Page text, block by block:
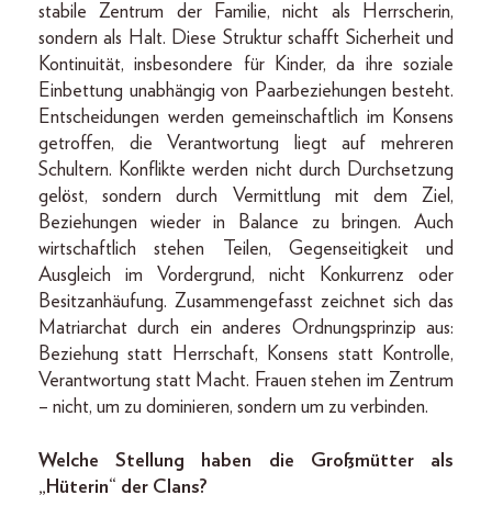
stabile Zentrum der Familie, nicht als Herrscherin,
sondern als Halt. Diese Struktur schafft Sicherheit und
Kontinuität, insbesondere für Kinder, da ihre soziale
Einbettung unabhängig von Paarbeziehungen besteht.
Entscheidungen werden gemeinschaftlich im Konsens
getroffen, die Verantwortung liegt auf mehreren
Schultern. Konflikte werden nicht durch Durchsetzung
gelöst, sondern durch Vermittlung mit dem Ziel,
Beziehungen wieder in Balance zu bringen. Auch
wirtschaftlich stehen Teilen, Gegenseitigkeit und
Ausgleich im Vordergrund, nicht Konkurrenz oder
Besitzanhäufung. Zusammengefasst zeichnet sich das
Matriarchat durch ein anderes Ordnungsprinzip aus:
Beziehung statt Herrschaft, Konsens statt Kontrolle,
Verantwortung statt Macht. Frauen stehen im Zentrum
– nicht, um zu dominieren, sondern um zu verbinden.
Welche Stellung haben die Großmütter als
„Hüterin“ der Clans?